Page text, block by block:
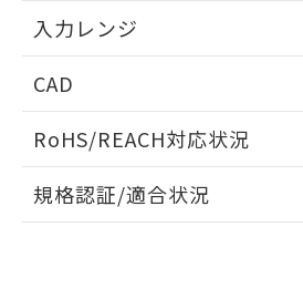
入力レンジ
CAD
ドすることができます。
ログイン/会員登
RoHS/REACH対応状況
EU RoHS 注意事項・凡例
規格認証/適合状況